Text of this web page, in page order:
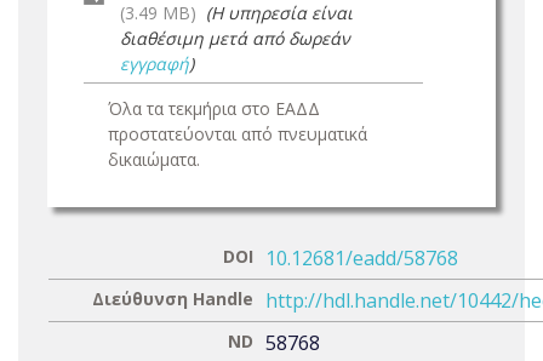
(3.49 MB) (Η υπηρεσία είναι
διαθέσιμη μετά από δωρεάν
εγγραφή)
Όλα τα τεκμήρια στο ΕΑΔΔ
προστατεύονται από πνευματικά
δικαιώματα.
DOI 10.12681/eadd/58768
Διεύθυνση Handle http://hdl.handle.net/10442/
ND 58768